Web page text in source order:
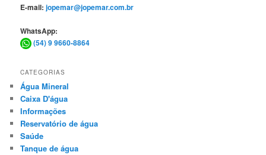
E-mail:jopemar@jopemar.com.br
WhatsApp:
(54) 9 9660-8864
CATEGORIAS
Água Mineral
Caixa D'água
Informações
Reservatório de água
Saúde
Tanque de água